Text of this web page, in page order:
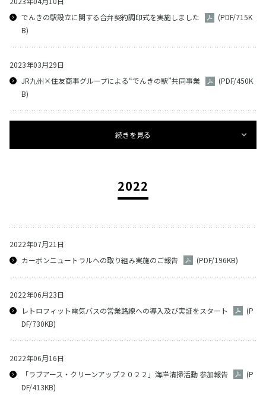
でんきの駅設⽴に関する合弁契約調印式を実施しました
(PDF/715K
B)
2023年03月29日
JR九州×住友商事グループによる“でんきの駅”共同事業
(PDF/450K
B)
続きを見る
2022
2022年07月21日
カーボンニュートラルへの取り組み実施のご報告
(PDF/196KB)
2022年06月23日
レトロフィット電気バスの営業路線への導入及び実証をスタート
(P
DF/730KB)
2022年06月16日
「ラブアース・クリーンアップ２０２２」海岸清掃活動 参加報告
(P
DF/413KB)